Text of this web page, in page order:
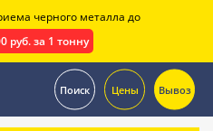
Поиск Цены Вывоз
черного металла до
руб. за 1 тонну
.